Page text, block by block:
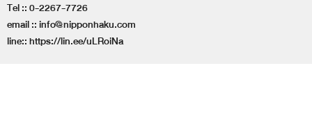
Tel ::0-2267-7726
email ::info@nipponhaku.com
line::https://lin.ee/uLRoiNa